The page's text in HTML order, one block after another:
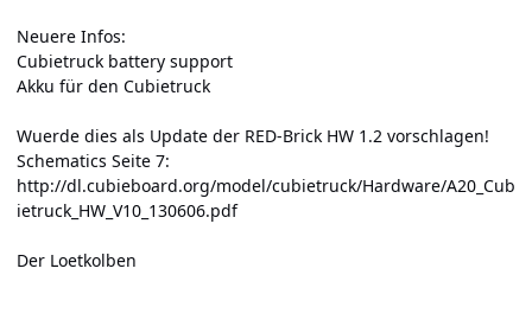
Neuere Infos:
Cubietruck battery support
Akku für den Cubietruck
Wuerde dies als Update der RED-Brick HW 1.2 vorschlagen!
Schematics Seite 7:
http://dl.cubieboard.org/model/cubietruck/Hardware/A20_Cub
ietruck_HW_V10_130606.pdf
Der Loetkolben